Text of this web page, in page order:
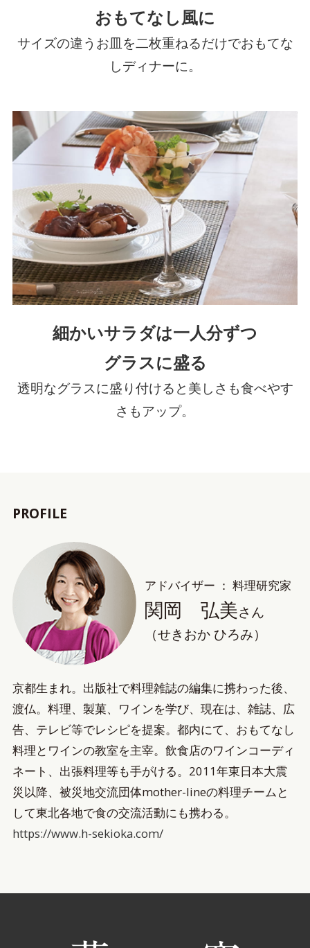
おもてなし風に
サイズの違うお皿を二枚重ねるだけでおもてな
しディナーに。
細かいサラダは一人分ずつ
グラスに盛る
透明なグラスに盛り付けると美しさも食べやす
さもアップ。
PROFILE
アドバイザー ： 料理研究家
関岡 弘美さん
（せきおか ひろみ）
京都生まれ。出版社で料理雑誌の編集に携わった後、
渡仏。料理、製菓、ワインを学び、現在は、雑誌、広
告、テレビ等でレシピを提案。都内にて、おもてなし
料理とワインの教室を主宰。飲食店のワインコーディ
ネート、出張料理等も手がける。2011年東日本大震
災以降、被災地交流団体mother-lineの料理チームと
して東北各地で食の交流活動にも携わる。
https://www.h-sekioka.com/